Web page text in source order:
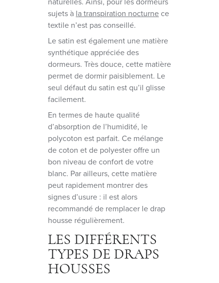
sujets à la transpiration nocturnece
textile n’est pas conseillé.
Le satin est également une matière
synthétique appréciée des
dormeurs. Très douce, cette matière
permet de dormir paisiblement. Le
seul défaut du satin est qu’il glisse
facilement.
En termes de haute qualité
d’absorption de l’humidité, le
polycoton est parfait. Ce mélange
de coton et de polyester offre un
bon niveau de confort de votre
blanc. Par ailleurs, cette matière
peut rapidement montrer des
signes d’usure : il est alors
recommandé de remplacer le drap
housse régulièrement.
LES DIFFÉRENTS
TYPES DE DRAPS
HOUSSES